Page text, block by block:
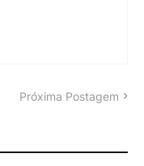
Próxima Postagem